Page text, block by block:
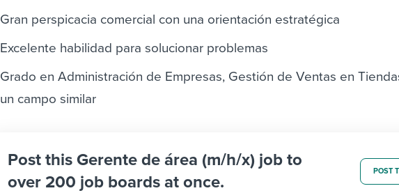
Gran perspicacia comercial con una orientación estratégica
Excelente habilidad para solucionar problemas
Grado en Administración de Empresas, Gestión de Ventas en
un campo similar
Post this Gerente de área (m/h/x) job to
over 200 job boards at once.
POST